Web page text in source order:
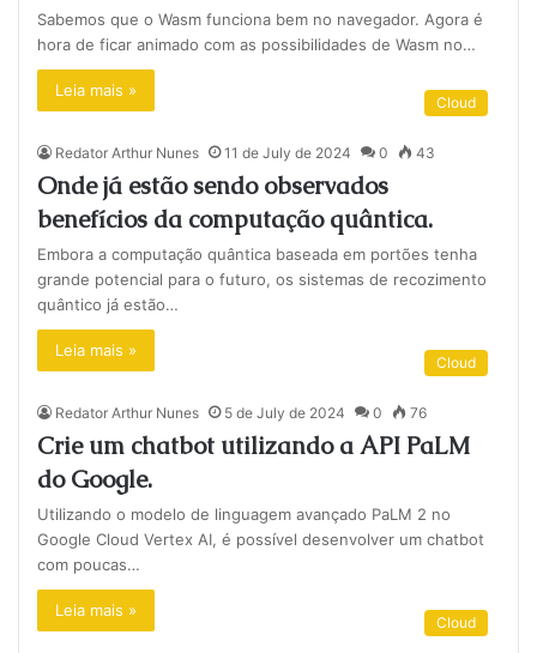
Sabemos que o Wasm funciona bem no navegador. Agora é
hora de ficar animado com as possibilidades de Wasm no…
Leia mais »
Cloud
Redator Arthur Nunes 11 de July de 2024 0 43
Onde já estão sendo observados
benefícios da computação quântica.
Embora a computação quântica baseada em portões tenha
grande potencial para o futuro, os sistemas de recozimento
quântico já estão…
Leia mais »
Cloud
Redator Arthur Nunes 5 de July de 2024 0 76
Crie um chatbot utilizando a API PaLM
do Google.
Utilizando o modelo de linguagem avançado PaLM 2 no
Google Cloud Vertex AI, é possível desenvolver um chatbot
com poucas…
Leia mais »
Cloud